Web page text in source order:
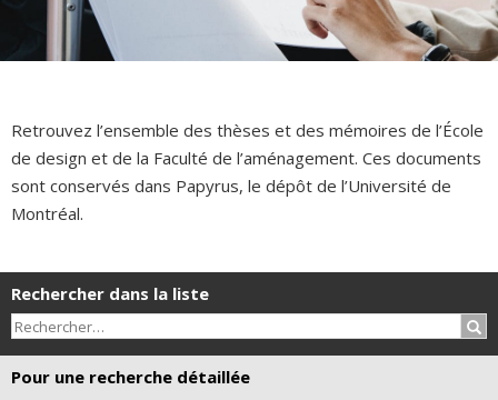
Retrouvez l’ensemble des thèses et des mémoires de l’École
de design et de la Faculté de l’aménagement. Ces documents
sont conservés dans Papyrus, le dépôt de l’Université de
Montréal.
Rechercher dans la liste
Pour une recherche détaillée